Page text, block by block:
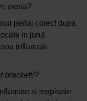
masa?
periaj corect dupa
in jurul
inflamatii
bracketii?
si respiratie